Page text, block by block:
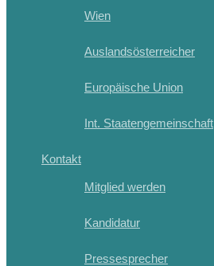
Wien
Auslandsösterreicher
Europäische Union
Int. Staatengemeinschaft
Kontakt
Mitglied werden
Kandidatur
Pressesprecher